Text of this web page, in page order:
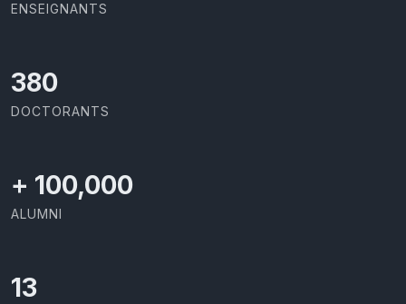
ENSEIGNANTS
403
DOCTORANTS
+ 100,000
ALUMNI
13